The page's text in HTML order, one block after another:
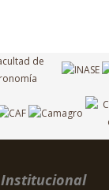
Institucional